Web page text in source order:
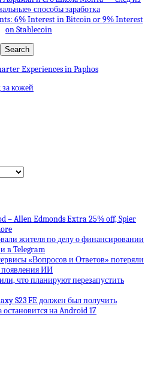
способы заработка
6% Interest in Bitcoin or 9% Interest
on Stablecoin
Experiences in Paphos
кожей
– Allen Edmonds Extra 25% off, Spier
жителя по делу о финансировании
в Telegram
«Вопросов и Ответов» потеряли
появления ИИ
что планируют перезапустить
S23 FE должен был получить
на Android 17